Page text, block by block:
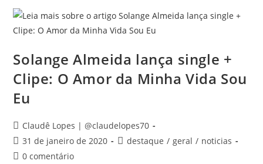
Solange Almeida lança single +
Clipe: O Amor da Minha Vida Sou
Eu
Claudê Lopes | @claudelopes70
31 de janeiro de 2020
destaque / geral / noticias
0 comentário